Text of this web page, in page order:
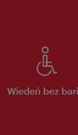
Wiedeń bez